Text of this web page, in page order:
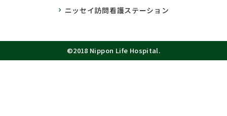
ニッセイ訪問看護ステーション
©2018 Nippon Life Hospital.